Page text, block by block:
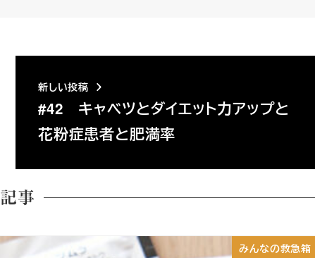
新しい投稿
#42 キャベツとダイエット力アップと
花粉症患者と肥満率
事
みんなの救急箱